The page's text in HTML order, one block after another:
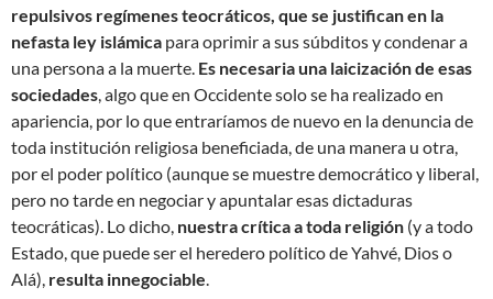
repulsivos regímenes teocráticos, que se justifican en la
nefasta ley islámica para oprimir a sus súbditos y condenar a
una persona a la muerte. Es necesaria una laicización de esas
sociedades, algo que en Occidente solo se ha realizado en
apariencia, por lo que entraríamos de nuevo en la denuncia de
toda institución religiosa beneficiada, de una manera u otra,
por el poder político (aunque se muestre democrático y liberal,
pero no tarde en negociar y apuntalar esas dictaduras
teocráticas). Lo dicho, nuestra crítica a toda religión (y a todo
Estado, que puede ser el heredero político de Yahvé, Dios o
Alá), resulta innegociable.